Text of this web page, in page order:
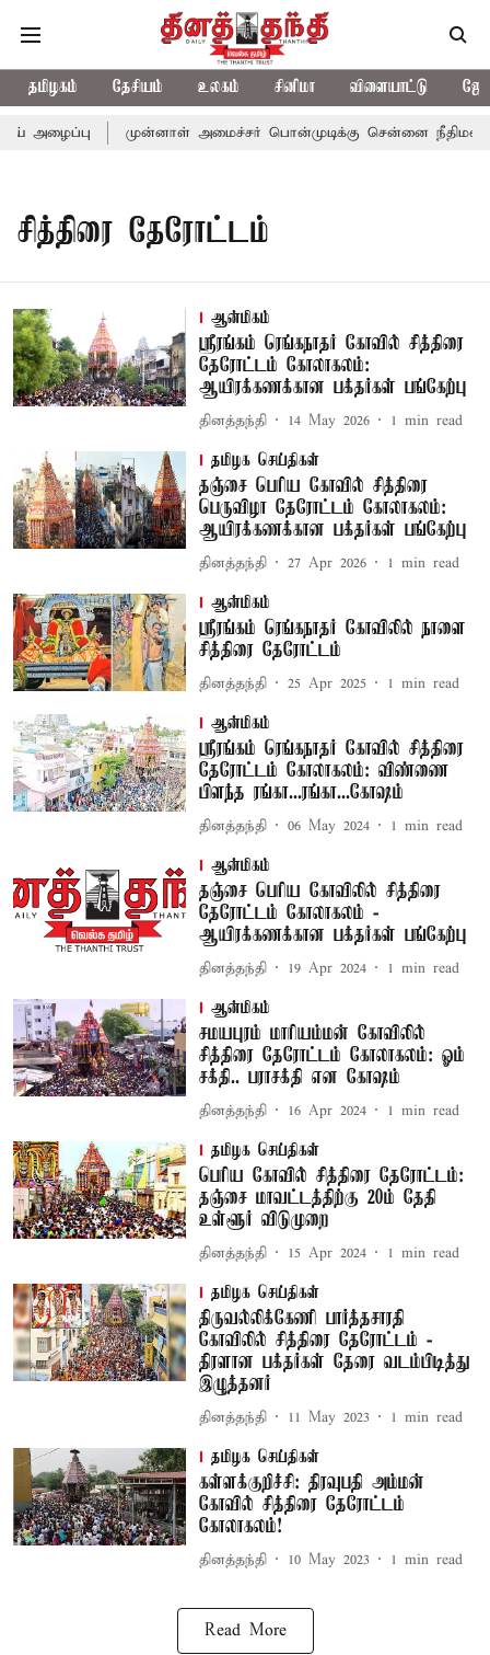
தமிழகம் தேசியம் உலகம் சினிமா விளையாட்டு
அழைப்பு முன்னாள் அமைச்சர் பொன்முடிக்கு சென்னை நீதிமன்றம்
சித்திரை தேரோட்டம்
ஆன்மிகம்
ஸ்ரீரங்கம் ரெங்கநாதர் கோவில் சித்திரை
தேரோட்டம் கோலாகலம்:
ஆயிரக்கணக்கான பக்தர்கள் பங்கேற்பு
தினத்தந்தி 14 May 2026 1 min read
தமிழக செய்திகள்
தஞ்சை பெரிய கோவில் சித்திரை
பெருவிழா தேரோட்டம் கோலாகலம்:
ஆயிரக்கணக்கான பக்தர்கள் பங்கேற்பு
தினத்தந்தி 27 Apr 2026 1 min read
ஆன்மிகம்
ஸ்ரீரங்கம் ரெங்கநாதர் கோவிலில் நாளை
சித்திரை தேரோட்டம்
தினத்தந்தி 25 Apr 2025 1 min read
ஆன்மிகம்
ஸ்ரீரங்கம் ரெங்கநாதர் கோவில் சித்திரை
தேரோட்டம் கோலாகலம்: விண்ணை
பிளந்த ரங்கா...ரங்கா...கோஷம்
தினத்தந்தி 06 May 2024 1 min read
ஆன்மிகம்
தஞ்சை பெரிய கோவிலில் சித்திரை
தேரோட்டம் கோலாகலம் -
ஆயிரக்கணக்கான பக்தர்கள் பங்கேற்பு
தினத்தந்தி 19 Apr 2024 1 min read
ஆன்மிகம்
சமயபுரம் மாரியம்மன் கோவிலில்
சித்திரை தேரோட்டம் கோலாகலம்: ஓம்
சக்தி.. பராசக்தி என கோஷம்
தினத்தந்தி 16 Apr 2024 1 min read
தமிழக செய்திகள்
பெரிய கோவில் சித்திரை தேரோட்டம்:
தஞ்சை மாவட்டத்திற்கு 20ம் தேதி
உள்ளூர் விடுமுறை
தினத்தந்தி 15 Apr 2024 1 min read
தமிழக செய்திகள்
திருவல்லிக்கேணி பார்த்தசாரதி
கோவிலில் சித்திரை தேரோட்டம் -
திரளான பக்தர்கள் தேரை வடம்பிடித்து
இழுத்தனர்
தினத்தந்தி 11 May 2023 1 min read
தமிழக செய்திகள்
கள்ளக்குறிச்சி: திரவுபதி அம்மன்
கோவில் சித்திரை தேரோட்டம்
கோலாகலம்!
தினத்தந்தி 10 May 2023 1 min read
Read More